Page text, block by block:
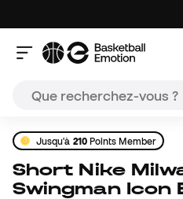
Jusqu'à 210Points Member
Short Nike Milwaukee Bucks
Swingman Icon